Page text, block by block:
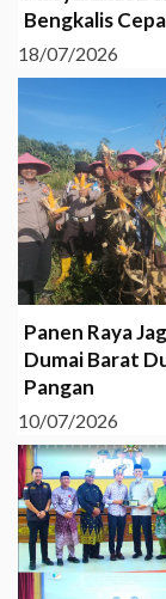
Bengkalis
18/07/2026
Panen Raya
Dumai Barat
Pangan
10/07/2026